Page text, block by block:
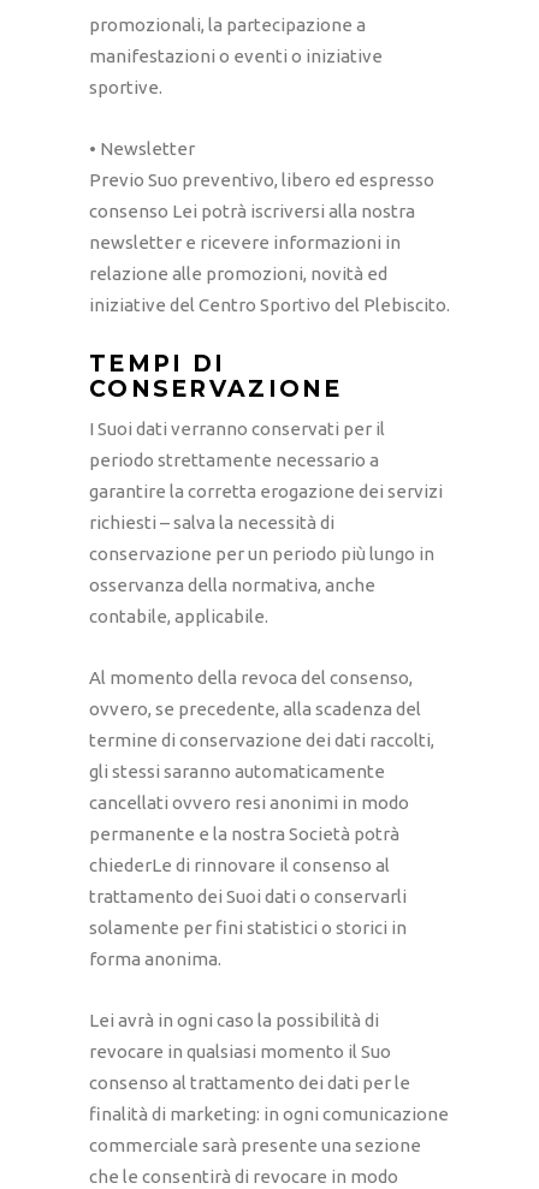
promozionali, la partecipazione a
manifestazioni o eventi o iniziative
sportive.
• Newsletter
Previo Suo preventivo, libero ed espresso
consenso Lei potrà iscriversi alla nostra
newsletter e ricevere informazioni in
relazione alle promozioni, novità ed
iniziative del Centro Sportivo del Plebiscito.
TEMPI DI
CONSERVAZIONE
I Suoi dati verranno conservati per il
periodo strettamente necessario a
garantire la corretta erogazione dei servizi
richiesti – salva la necessità di
conservazione per un periodo più lungo in
osservanza della normativa, anche
contabile, applicabile.
Al momento della revoca del consenso,
ovvero, se precedente, alla scadenza del
termine di conservazione dei dati raccolti,
gli stessi saranno automaticamente
cancellati ovvero resi anonimi in modo
permanente e la nostra Società potrà
chiederLe di rinnovare il consenso al
trattamento dei Suoi dati o conservarli
solamente per fini statistici o storici in
forma anonima.
Lei avrà in ogni caso la possibilità di
revocare in qualsiasi momento il Suo
consenso al trattamento dei dati per le
finalità di marketing: in ogni comunicazione
commerciale sarà presente una sezione
che le consentirà di revocare in modo